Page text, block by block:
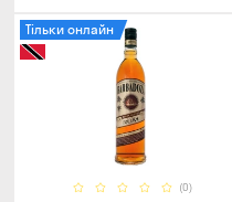
(0)
Тільки онлайн